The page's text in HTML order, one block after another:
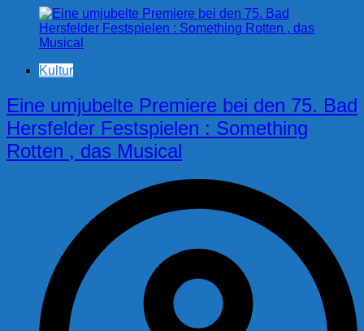
Kultur
Eine umjubelte Premiere bei den 75. Bad
Hersfelder Festspielen : Something
Rotten , das Musical